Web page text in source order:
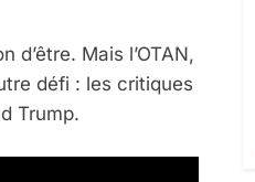
Mais l’OTAN,
défi : les critiques
Trump.